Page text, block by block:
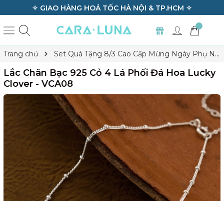
✧ GIAO HÀNG HOẢ TỐC HÀ NỘI & TP.HCM ✧
Trang chủ
Set Quà Tặng 8/3 Cao Cấp Mừng Ngày Phụ Nữ
Việt Nam
Clover - VCA08
Lắc Chân Bạc 925 Cỏ 4 Lá Phối Đá Hoa Lucky
Clover - VCA08